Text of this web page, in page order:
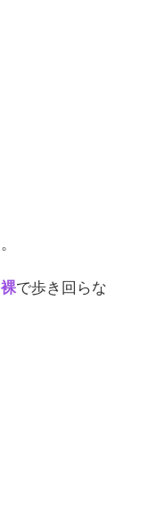
裸で歩き回らな